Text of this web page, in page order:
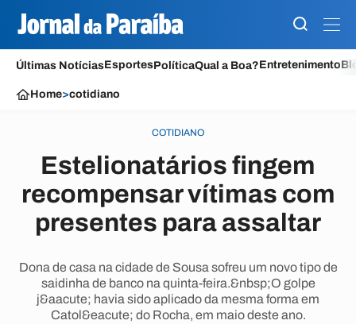
Últimas NotíciasEsportesPolíticaQual a Boa?Entretenimento
Home>cotidiano
COTIDIANO
Estelionatários fingem
recompensar vítimas com
presentes para assaltar
Dona de casa na cidade de Sousa sofreu um novo tipo de
saidinha de banco na quinta-feira.&nbsp;O golpe
j&aacute; havia sido aplicado da mesma forma em
Catol&eacute; do Rocha, em maio deste ano.